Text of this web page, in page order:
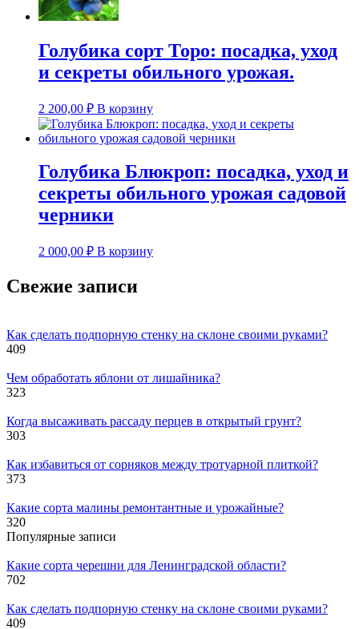
Голубика сорт Торо: посадка, уход
и секреты обильного урожая.
2 200,00 ₽ В корзину
Голубика Блюкроп: посадка, уход и
секреты обильного урожая садовой
черники
2 000,00 ₽ В корзину
Свежие записи
Как сделать подпорную стенку на склоне своими руками?
409
Чем обработать яблони от лишайника?
323
Когда высаживать рассаду перцев в открытый грунт?
303
Как избавиться от сорняков между тротуарной плиткой?
373
Какие сорта малины ремонтантные и урожайные?
320
Популярные записи
Какие сорта черешни для Ленинградской области?
702
Как сделать подпорную стенку на склоне своими руками?
409